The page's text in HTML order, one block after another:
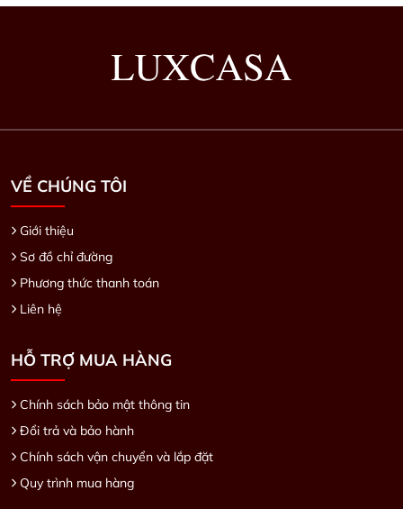
VỀ CHÚNG TÔI
Giới thiệu
Sơ đồ chỉ đường
Phương thức thanh toán
Liên hệ
HỖ TRỢ MUA HÀNG
Chính sách bảo mật thông tin
Đổi trả và bảo hành
Chính sách vận chuyển và lắp đặt
Quy trình mua hàng